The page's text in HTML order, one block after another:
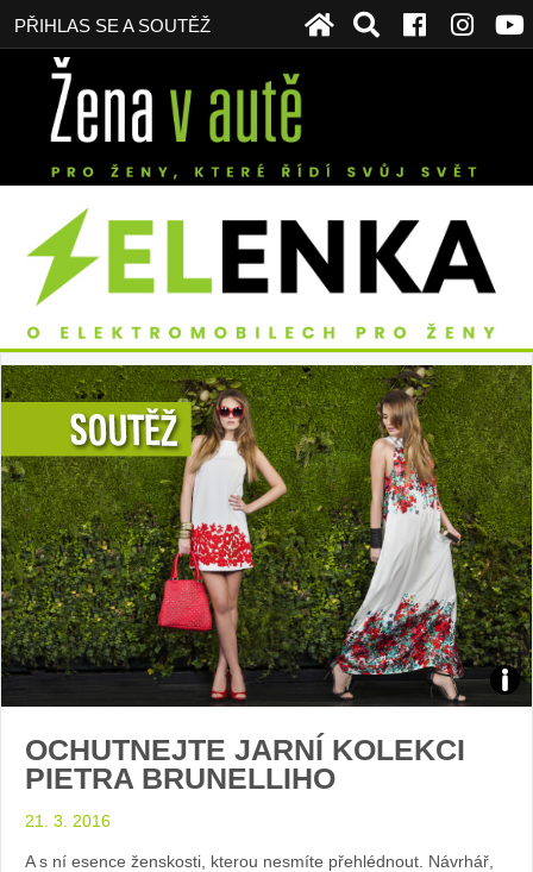
PŘIHLAS SE A SOUTĚŽ
OCHUTNEJTE JARNÍ KOLEKCI
PIETRA BRUNELLIHO
21. 3. 2016
A s ní esence ženskosti, kterou nesmíte přehlédnout. Návrhář,